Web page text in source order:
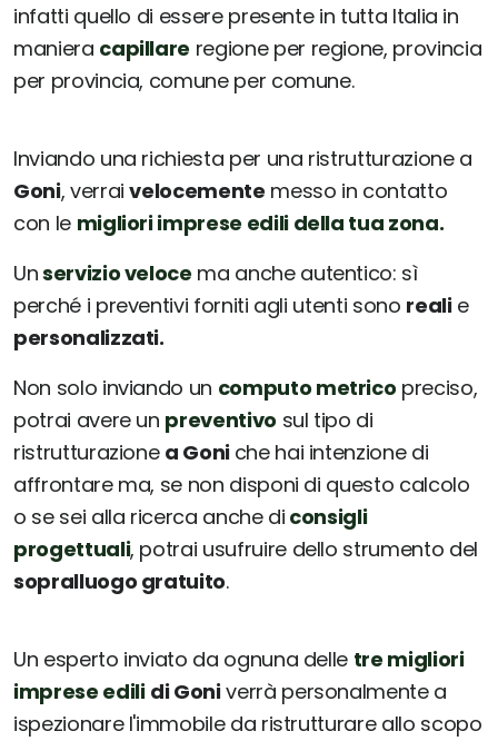
infatti quello di essere presente in tutta Italia in
maniera capillare regione per regione, provincia
per provincia, comune per comune.
Inviando una richiesta per una ristrutturazione a
Goni, verraivelocemente messo in contatto
con le migliori imprese edili della tua zona.
Unservizio veloce ma anche autentico: sì
perché i preventivi forniti agli utenti sono realie
personalizzati.
Non solo inviando un computo metrico preciso,
potrai avere un preventivo sul tipo di
ristrutturazione a Goni che hai intenzione di
affrontare ma, se non disponi di questo calcolo
o se sei alla ricerca anche di consigli
progettuali, potrai usufruire dello strumento del
sopralluogo gratuito.
Un esperto inviato da ognuna delle tre migliori
imprese edili di Goniverrà personalmente a
ispezionare l'immobile da ristrutturare allo scopo